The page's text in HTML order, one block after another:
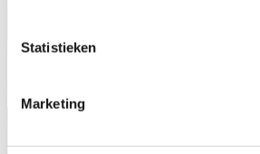
Statistieken
Marketing